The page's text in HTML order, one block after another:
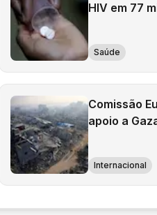
HIV em 77
Saúde
Comissão
apoio a
Internacional